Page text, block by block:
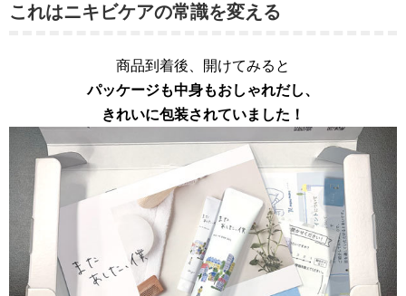
これはニキビケアの常識を変える
商品到着後、開けてみると
パッケージも中身もおしゃれだし、
きれいに包装されていました！